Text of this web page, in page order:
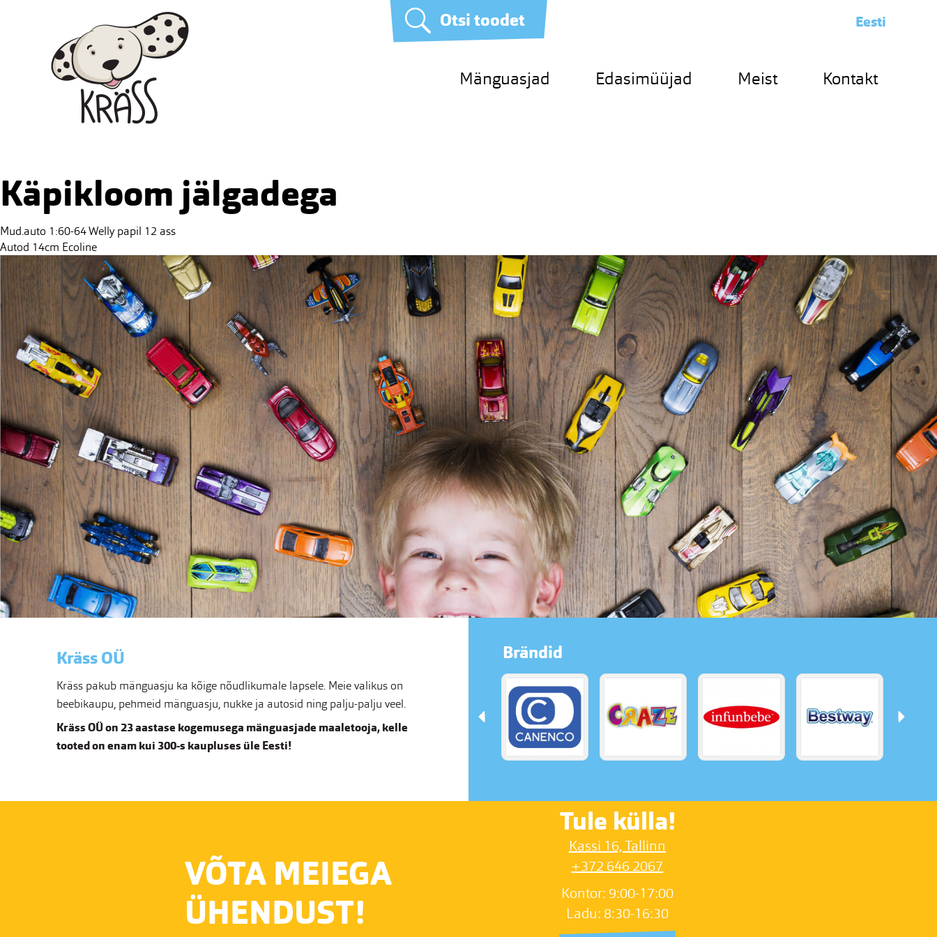
Otsi toodet
Mänguasjad Edasimüüjad Meist Kontakt
Eesti
Käpikloom jälgadega
Post
navigation
Mud.auto 1:60-64 Welly papil 12 ass
Autod 14cm Ecoline
Kräss OÜ
Kräss pakub mänguasju ka kõige nõudlikumale lapsele. Meie valikus on
beebikaupu, pehmeid mänguasju, nukke ja autosid ning palju-palju veel.
Kräss OÜ on 23 aastase kogemusega mänguasjade maaletooja, kelle
tooted on enam kui 300-s kaupluses üle Eesti!
Brändid
VÕTA MEIEGA
ÜHENDUST!
Tule külla!
Kassi 16, Tallinn
+372 646 2067
Kontor: 9:00-17:00
Ladu: 8:30-16:30